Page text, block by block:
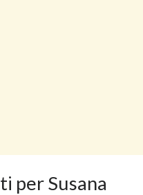
per Susana